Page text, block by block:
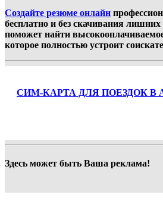
Создайте резюме онлайн
бесплатно и без скачивания
поможет найти
которое полностью устроит
СИМ-КАРТА ДЛЯ ПОЕЗДОК В
Здесь может быть Ваша реклама!